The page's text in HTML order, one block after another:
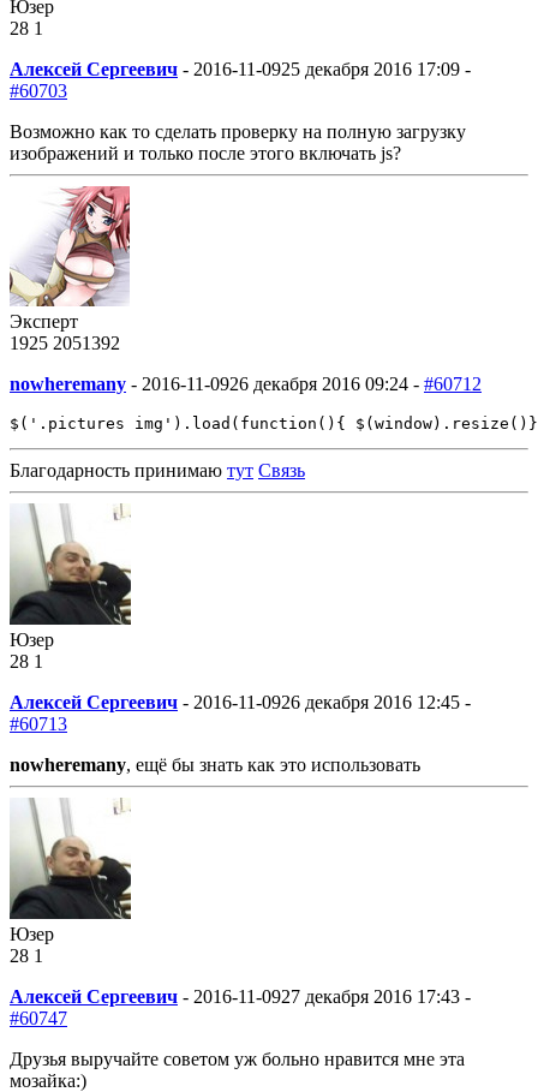
Юзер
28 1
Алексей Сергеевич - 2016-11-0925 декабря 2016 17:09 -
#60703
Возможно как то сделать проверку на полную загрузку
изображений и только после этого включать js?
Эксперт
1925 2051392
nowheremany - 2016-11-0926 декабря 2016 09:24 - #60712
$('.pictures img').load(function(){
Благодарность принимаю тут Связь
Юзер
28 1
Алексей Сергеевич - 2016-11-0926 декабря 2016 12:45 -
#60713
nowheremany, ещё бы знать как это использовать
Юзер
28 1
Алексей Сергеевич - 2016-11-0927 декабря 2016 17:43 -
#60747
Друзья выручайте советом уж больно нравится мне эта
мозайка:)